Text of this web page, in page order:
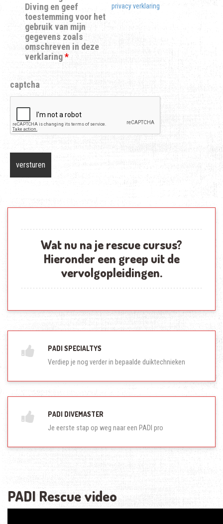
Diving en geef
toestemming voor het
gebruik van mijn
gegevens zoals
omschreven in deze
verklaring*
privacy verklaring
captcha
Wat nu na je rescue cursus?
Hieronder een greep uit de
vervolgopleidingen.
PADI SPECIALTYS
Verdiep je nog verder in bepaalde duiktechnieken
PADI DIVEMASTER
Je eerste stap op weg naar een PADI pro
PADI Rescue video